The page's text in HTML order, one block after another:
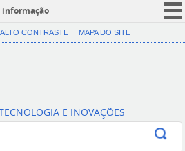
informação
CORONAVÍRUS (COVID-19)
Canais
ALTO CONTRASTE MAPA DO SITE
E INOVAÇÕES